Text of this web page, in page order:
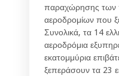
παραχώρησης των
αεροδρομίων που
Συνολικά, τα 14
αεροδρόμια
εκατομμύρια
ξεπεράσουν τα 23